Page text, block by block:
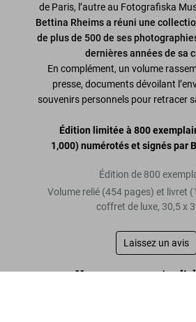
de Paris, l’autre au Fotografiska
Bettina Rheims a réuni une
de plus de 500 de ses
dernières années de sa
En complément, un volume
presse, documents dévoilant
souvenirs personnels pour retracer
Édition limitée à 800
1,000) numérotés et signés par
Édition de 800
Volume relié (454 pages) et livret
coffret de luxe, 30,5 x
Laissez un avis
«Un ouvrage aux airs